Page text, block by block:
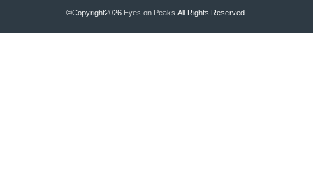
©Copyright2026 Eyes on Peaks .All Rights Reserved.